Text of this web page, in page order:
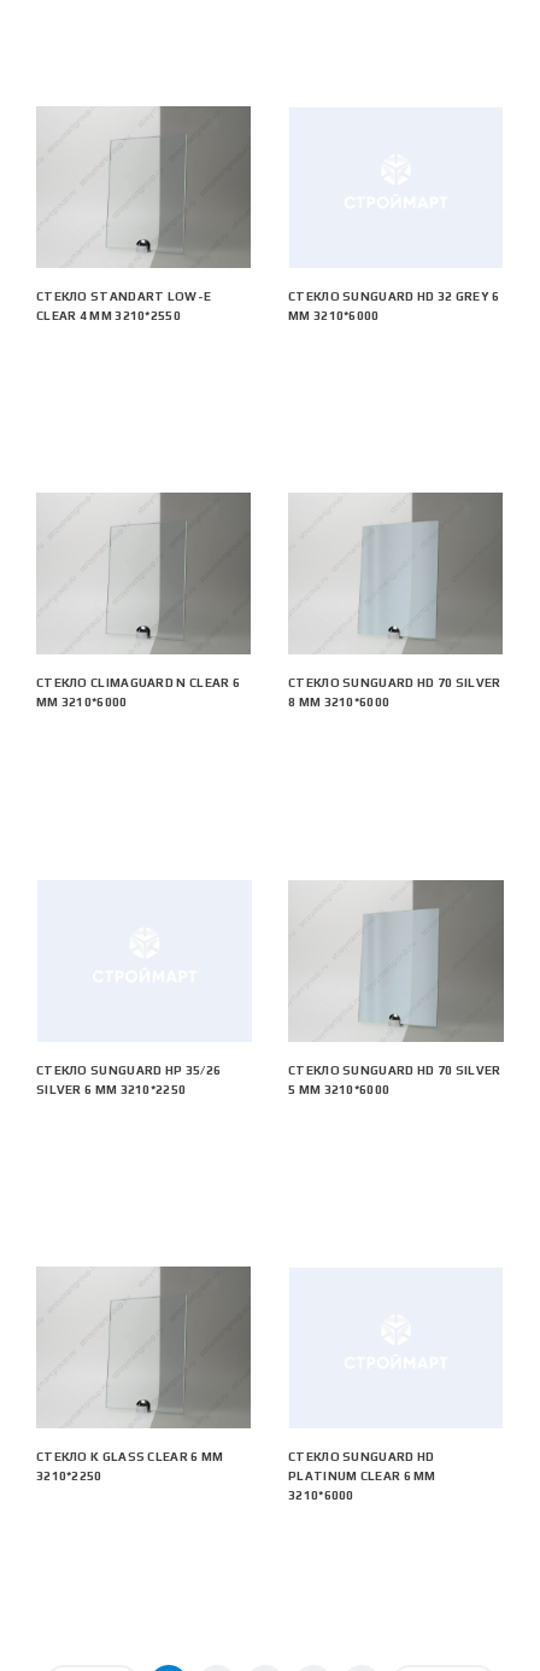
СТЕКЛО STANDART LOW-E
CLEAR 4 ММ 3210*2550
СТЕКЛО SUNGUARD HD 32 GREY 6
ММ 3210*6000
СТЕКЛО CLIMAGUARD N CLEAR 6
ММ 3210*6000
СТЕКЛО SUNGUARD HD 70 SILVER
8 ММ 3210*6000
СТЕКЛО SUNGUARD HP 35/26
SILVER 6 ММ 3210*2250
СТЕКЛО SUNGUARD HD 70 SILVER
5 ММ 3210*6000
СТЕКЛО K GLASS CLEAR 6 ММ
3210*2250
СТЕКЛО SUNGUARD HD
PLATINUM CLEAR 6 ММ
3210*6000